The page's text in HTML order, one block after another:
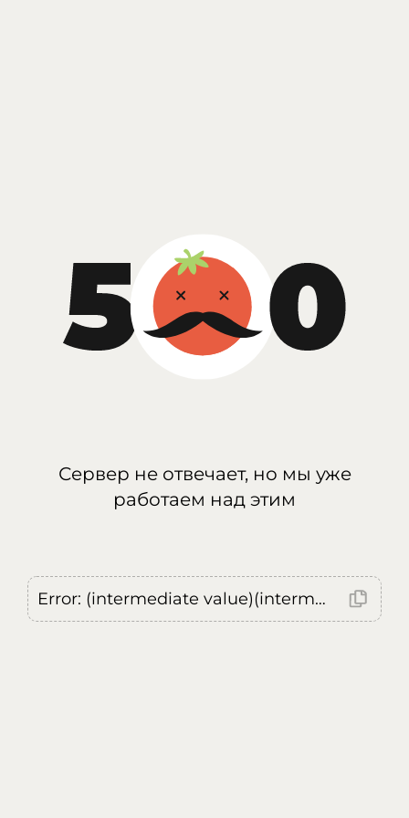
Сервер не отвечает, но мы уже
работаем над этим
Error: (intermediate value)(intermediate value)(intermediate value).replaceAll is not a function